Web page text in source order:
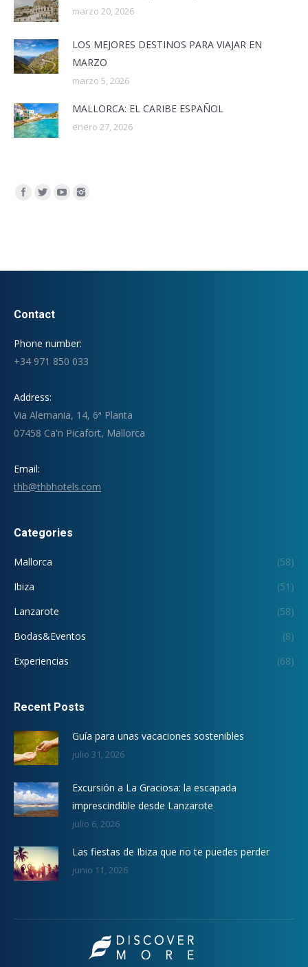
marzo 20, 2026
LOS MEJORES DESTINOS PARA VIAJAR EN
MARZO
marzo 5, 2026
MALLORCA: EL CARIBE ESPAÑOL
enero 27, 2026
Encuéntranos en:
Contact
Phone number:
+34 971 850 033
Address:
Via Alemania, 14, 6ª Planta
07458 Ca'n Picafort, Mallorca
Email:
thb@thbhotels.com
Categories
Mallorca
(58)
Ibiza
(51)
Lanzarote
(58)
Bodas&Eventos
(8)
Experiencias
(68)
Recent Posts
Guía para unas vacaciones sostenibles
julio 31, 2026
Excursión a La Graciosa: la escapada
imprescindible desde Lanzarote
julio 6, 2026
Las fiestas de Ibiza que no te puedes perder
junio 11, 2026